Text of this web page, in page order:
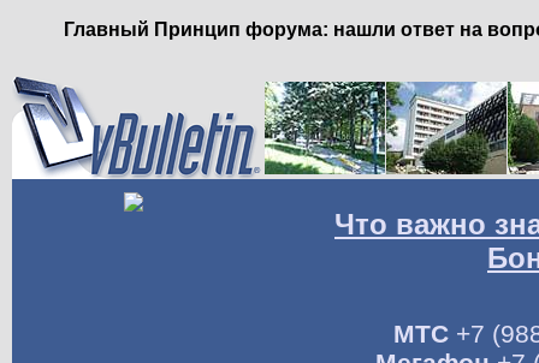
Главный Принцип форума: нашли ответ на
Что важно
МТС+7